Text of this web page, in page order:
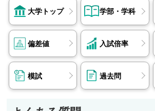
大学トップ 学部・学科
偏差値 入試倍率
模試 過去問